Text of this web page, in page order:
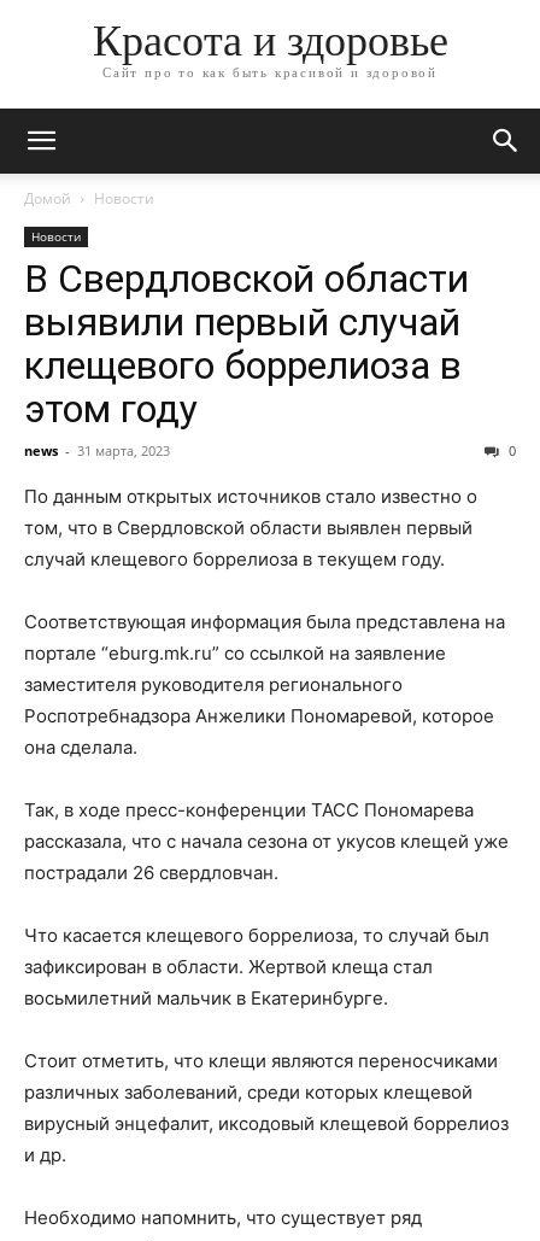
Красота и здоровье
Сайт про то как быть красивой и здоровой
Домой Новости
Новости
В Свердловской области
выявили первый случай
клещевого боррелиоза в
этом году
news - 31 марта, 2023 0
По данным открытых источников стало известно о
том, что в Свердловской области выявлен первый
случай клещевого боррелиоза в текущем году.
Соответствующая информация была представлена на
портале “eburg.mk.ru” со ссылкой на заявление
заместителя руководителя регионального
Роспотребнадзора Анжелики Пономаревой, которое
она сделала.
Так, в ходе пресс-конференции ТАСС Пономарева
рассказала, что с начала сезона от укусов клещей уже
пострадали 26 свердловчан.
Что касается клещевого боррелиоза, то случай был
зафиксирован в области. Жертвой клеща стал
восьмилетний мальчик в Екатеринбурге.
Стоит отметить, что клещи являются переносчиками
различных заболеваний, среди которых клещевой
вирусный энцефалит, иксодовый клещевой боррелиоз
и др.
Необходимо напомнить, что существует ряд